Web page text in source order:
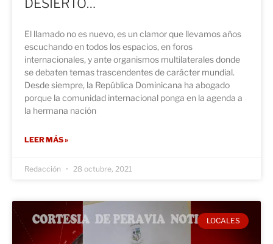
DESIERTO…
El llamado no es nuevo, es un clamor que llevamos años
escuchando en todos los espacios, en foros
internacionales, y ante organismos multilaterales donde
se debaten temas trascendentes de carácter mundial.
Desde siempre, la República Dominicana ha abogado
porque la comunidad internacional ponga en la agenda a
la hermana nación
LEER MÁS »
Redacción 28 octubre, 2021
LOCALES